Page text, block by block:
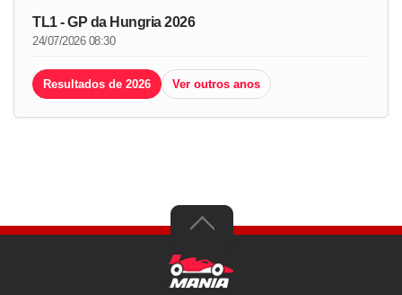
TL1 - GP da Hungria 2026
24/07/2026 08:30
Resultados de 2026 Ver outros anos